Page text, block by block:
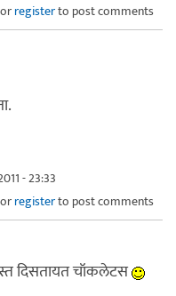
orregisterto post comments
- 23:33
orregisterto post comments
दिसतायत चॉकलेटस